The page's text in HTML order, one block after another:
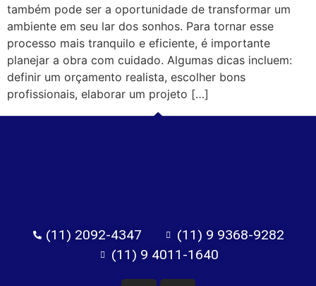
também pode ser a oportunidade de transformar um
ambiente em seu lar dos sonhos. Para tornar esse
processo mais tranquilo e eficiente, é importante
planejar a obra com cuidado. Algumas dicas incluem:
definir um orçamento realista, escolher bons
profissionais, elaborar um projeto […]
(11) 2092-4347
(11) 9 9368-9282
(11) 9 4011-1640